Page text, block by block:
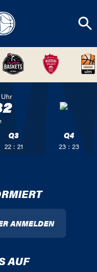
Uhr
Q3
22 : 21
Q4
23 : 23
ANMELDEN
AUF